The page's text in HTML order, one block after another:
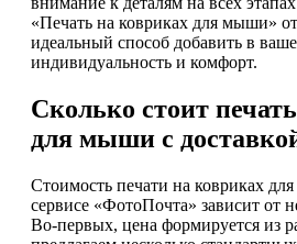
«Печать на ковриках для мыши»
идеальный способ добавить в
индивидуальность и комфорт.
Сколько стоит
для мыши с
Стоимость печати на ковриках
сервисе «ФотоПочта» зависит от
Во-первых, цена формируется из